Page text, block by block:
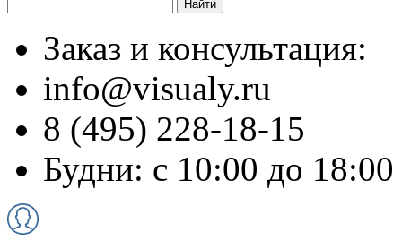
Заказ и консультация:
info@visualy.ru
8 (495) 228-18-15
Будни: с 10:00 до 18:00